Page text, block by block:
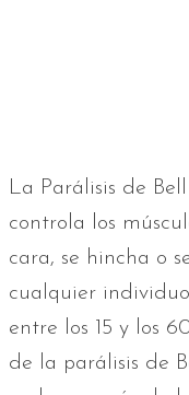
La Parálisis de
controla los
cara, se hincha o
cualquier
entre los 15 y los
de la parálisis de